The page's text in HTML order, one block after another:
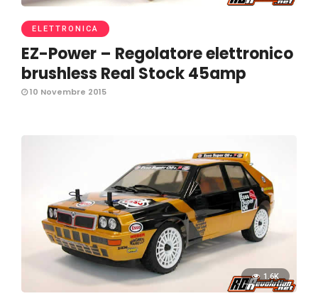
ELETTRONICA
EZ-Power – Regolatore elettronico
brushless Real Stock 45amp
10 Novembre 2015
1.6K